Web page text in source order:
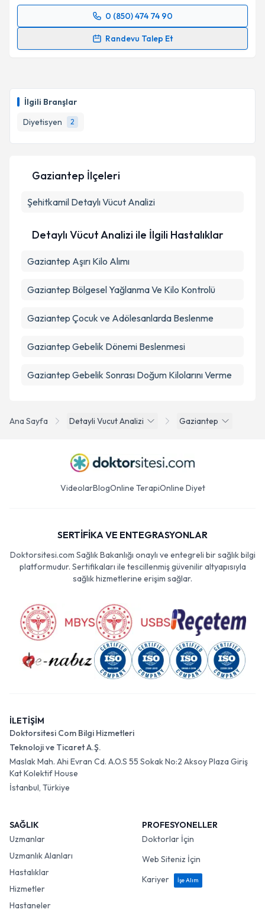
İlgili Branşlar
Diyetisyen
2
0 (850) 474 74 90
Randevu Talep Et
Randevu Takvimi Talebi
E-posta Adresiniz
Kişisel verilerimin işlenmesine ilişkin
Metni 'ni okudum ve kişisel verilerimin belirtilen
Takvim Talebini Gönder
Ana Sayfa Detayli Vucut Analizi Gaziantep
Gaziantep İlçeleri
Şehitkamil Detaylı Vücut Analizi
Detaylı Vücut Analizi ile İlgili Hastalıklar
Gaziantep Aşırı Kilo Alımı
Gaziantep Bölgesel Yağlanma Ve Kilo Kontrolü
Gaziantep Çocuk ve Adölesanlarda Beslenme
Gaziantep Gebelik Dönemi Beslenmesi
Gaziantep Gebelik Sonrası Doğum Kilolarını Verme
VideolarBlogOnline TerapiOnline Diyet
SERTİFİKA VE ENTEGRASYONLAR
Doktorsitesi.com Sağlık Bakanlığı onaylı ve entegreli bir sağlık bilgi
platformudur. Sertifikaları ile tescillenmiş güvenilir altyapısıyla
sağlık hizmetlerine erişim sağlar.
İLETİŞİM
Doktorsitesi Com Bilgi Hizmetleri
Teknoloji ve Ticaret A.Ş.
Maslak Mah. Ahi Evran Cd. A.O.S 55 Sokak No:2 Aksoy Plaza Giriş
Kat Kolektif House
İstanbul, Türkiye
SAĞLIK
Uzmanlar
Uzmanlık Alanları
Hastalıklar
Hizmetler
Hastaneler
PROFESYONELLER
Doktorlar İçin
Web Siteniz İçin
Kariyer
İşe Alım